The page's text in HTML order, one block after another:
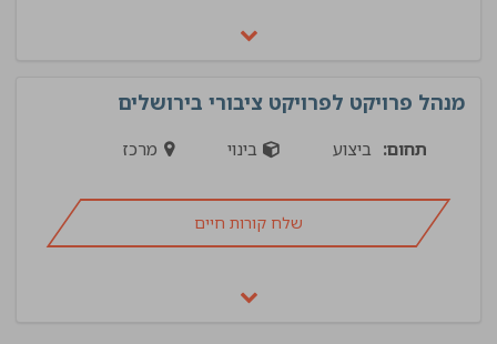
מנהל פרויקט לפרויקט ציבורי בירושלים
תחום: ביצוע בינוי מרכז
שלח קורות חיים